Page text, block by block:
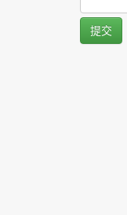
提交